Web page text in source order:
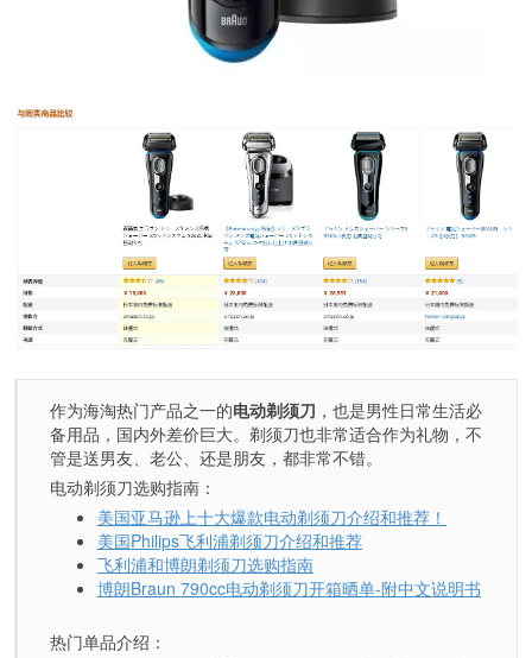
作为海淘热门产品之一的电动剃须刀 ，也是男性日常生活必
备用品，国内外差价巨大。剃须刀也非常适合作为礼物，不
管是送男友、老公、还是朋友，都非常不错。
电动剃须刀选购指南：
美国亚马逊上十大爆款电动剃须刀介绍和推荐！
美国Philips飞利浦剃须刀介绍和推荐
飞利浦和博朗剃须刀选购指南
博朗Braun 790cc电动剃须刀开箱晒单-附中文说明书
热门单品介绍：